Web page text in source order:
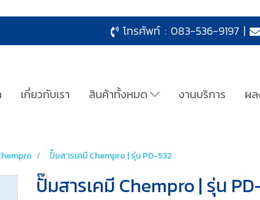
โทรศัพท์ : 083-536-9197 |
เกี่ยวกับเรา สินค้าทั้งหมด งานบริการ ผ
ปั๊มสารเคมี Chempro | รุ่น PD-532
ปั๊มสารเคมี Chempro | รุ่น